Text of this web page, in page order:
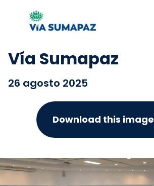
Vía Sumapaz
26 agosto 2025
Download this image